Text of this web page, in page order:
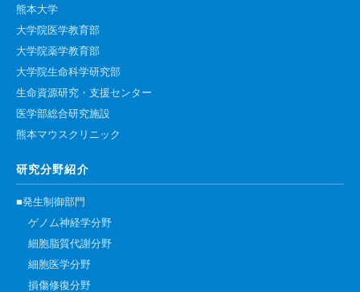
熊本大学
大学院医学教育部
大学院薬学教育部
大学院生命科学研究部
生命資源研究・支援センター
医学部総合研究施設
熊本マウスクリニック
研究分野紹介
■発生制御部門
ゲノム神経学分野
細胞脂質代謝分野
細胞医学分野
損傷修復分野